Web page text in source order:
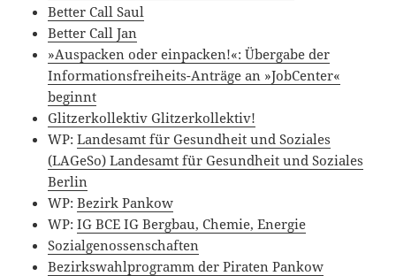
Better Call Saul
Better Call Jan
»Auspacken oder einpacken!«: Übergabe der
Informationsfreiheits-Anträge an »JobCenter«
beginnt
Glitzerkollektiv Glitzerkollektiv!
WP:Landesamt für Gesundheit und Soziales
(LAGeSo) Landesamt für Gesundheit und Soziales
Berlin
WP:Bezirk Pankow
WP:IG BCE IG Bergbau, Chemie, Energie
Sozialgenossenschaften
Bezirkswahlprogramm der Piraten Pankow